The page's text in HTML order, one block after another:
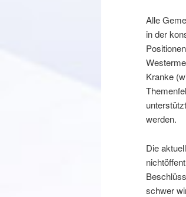
Alle
in der
Kranke
werden.
Die
schwer